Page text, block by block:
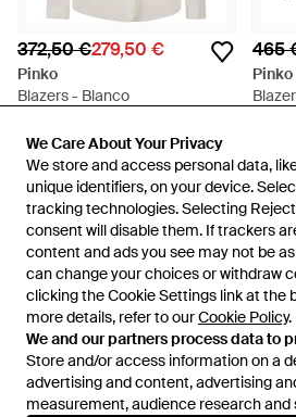
We Care About Your Privacy
We store and access personal data,
unique identifiers, on your device.
tracking technologies. Selecting
consent will disable them. If trackers
content and ads you see may not be
can change your choices or withdraw
clicking the Cookie Settings link at the
more details, refer to ourCookie Policy.
We and our partners process data to
Store and/or access information on a
advertising and content, advertising
measurement, audience research
We Care About Your Privacy
We store and access personal data,
unique identifiers, on your device.
tracking technologies. Selecting
consent will disable them. If trackers
content and ads you see may not be
can change your choices or withdraw
clicking the Cookie Settings link at the
more details, refer to ourCookie Policy.
We and our partners process data to
Store and/or access information on a
advertising and content, advertising
measurement, audience research
372,50 €279,50 €
Pinko
Blazers - Blanco
REBAJAS
465
Pinko